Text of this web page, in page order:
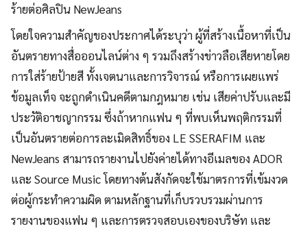
ร้ายต่อศิลปิน NewJeans
โดยใจความสำคัญของประกาศได้ระบุว่า ผู้ที่สร้างเนื้อหาที่เป็น
อันตรายทางสื่อออนไลน์ต่าง ๆ รวมถึงสร้างข่าวลือเสียหายโดย
การใส่ร้ายป้ายสี ทั้งเจตนาและการวิจารณ์ หรือการเผยแพร่
ข้อมูลเท็จ จะถูกดำเนินคดีตามกฎหมาย เช่น เสียค่าปรับและมี
ประวัติอาชญากรรม ซึ่งถ้าหากแฟน ๆ ที่พบเห็นพฤติกรรมที่
เป็นอันตรายต่อการละเมิดสิทธิ์ของ LE SSERAFIM และ
NewJeans สามารถรายงานไปยังค่ายได้ทางอีเมลของ ADOR
และ Source Music โดยทางต้นสังกัดจะใช้มาตรการที่เข้มงวด
ต่อผู้กระทำความผิด ตามหลักฐานที่เก็บรวบรวมผ่านการ
รายงานของแฟน ๆ และการตรวจสอบเองของบริษัท และ